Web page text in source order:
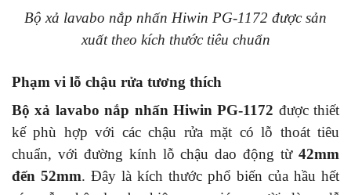
Bộ xả lavabo nắp nhấn Hiwin PG-1172 được sản
xuất theo kích thước tiêu chuẩn
Phạm vi lỗ chậu rửa tương thích
Bộ xả lavabo nắp nhấn Hiwin PG-1172 được thiết
kế phù hợp với các chậu rửa mặt có lỗ thoát tiêu
chuẩn, với đường kính lỗ chậu dao động từ 42mm
đến 52mm. Đây là kích thước phổ biến của hầu hết